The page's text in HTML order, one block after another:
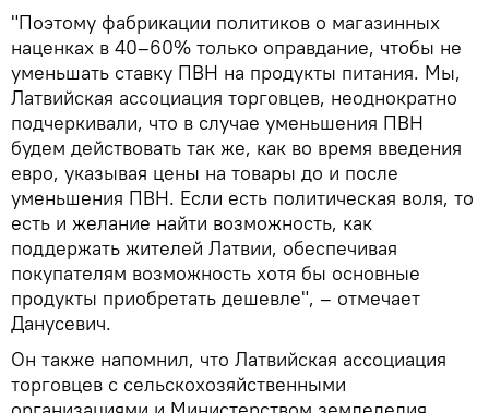
"Поэтому фабрикации политиков о магазинных
наценках в 40–60% только оправдание, чтобы не
уменьшать ставку ПВН на продукты питания. Мы,
Латвийская ассоциация торговцев, неоднократно
подчеркивали, что в случае уменьшения ПВН
будем действовать так же, как во время введения
евро, указывая цены на товары до и после
уменьшения ПВН. Если есть политическая воля, то
есть и желание найти возможность, как
поддержать жителей Латвии, обеспечивая
покупателям возможность хотя бы основные
продукты приобретать дешевле", – отмечает
Данусевич.
Он также напомнил, что Латвийская ассоциация
торговцев с сельскохозяйственными